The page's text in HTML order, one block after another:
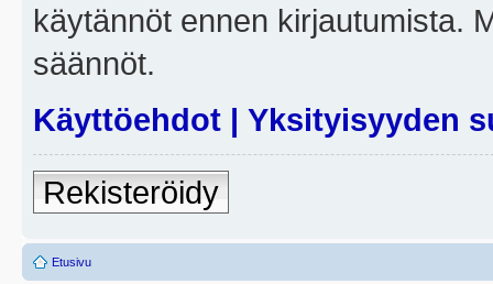
käytännöt ennen kirjautumista.
säännöt.
Käyttöehdot | Yksityisyyden
Rekisteröidy
Etusivu